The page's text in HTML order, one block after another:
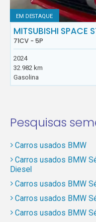
EM DESTAQUE
MITSUBISHI SPACE
71CV - 5P
2024
32.982 km
Gasolina
Pesquisas
Carros usados BMW
Carros usados BMW
Diesel
Carros usados BMW
Carros usados BMW
Carros usados BMW